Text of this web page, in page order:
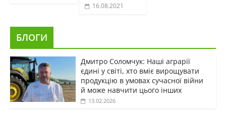
16.08.2021
БЛОГИ
Дмитро Соломчук: Наші аграрії
єдині у світі, хто вміє вирощувати
продукцію в умовах сучасної війни
й може навчити цього інших
13.02.2026